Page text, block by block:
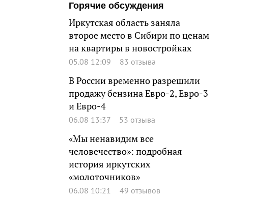
Горячие обсуждения
Иркутская область заняла
второе место в Сибири по ценам
на квартиры в новостройках
05.08 12:09 83 отзыва
В России временно разрешили
продажу бензина Евро-2, Евро-3
и Евро-4
06.08 13:37 53 отзыва
«Мы ненавидим все
человечество»: подробная
история иркутских
«молоточников»
06.08 10:21 49 отзывов